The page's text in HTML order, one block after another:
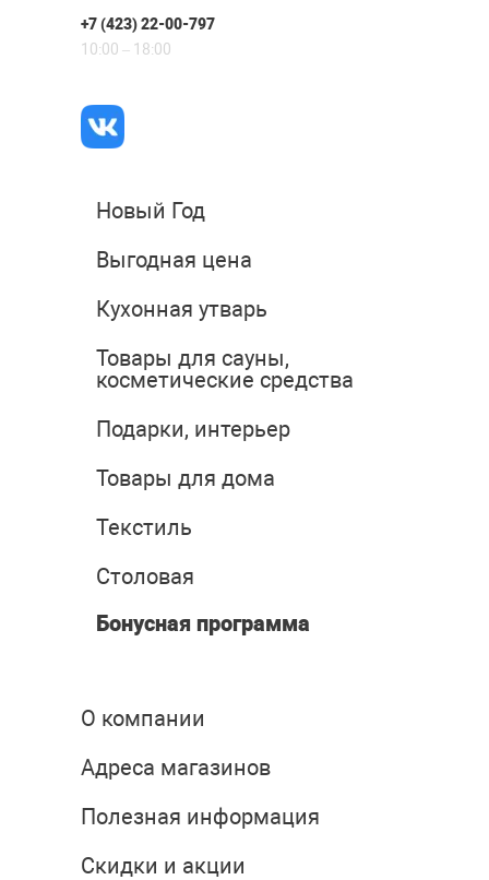
+7 (423) 22-00-797
10:00 – 18:00
Новый Год
Выгодная цена
Кухонная утварь
Товары для сауны,
косметические средства
Подарки, интерьер
Товары для дома
Текстиль
Столовая
Бонусная программа
О компании
Адреса магазинов
Полезная информация
Скидки и акции